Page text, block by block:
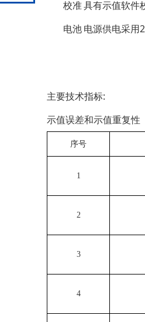
校准具有示值软件校
电池电源供电采用2
主要
示值误差和示值重复性
序号
1
2
3
4